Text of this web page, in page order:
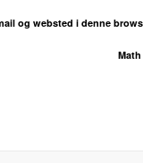
og websted i denne